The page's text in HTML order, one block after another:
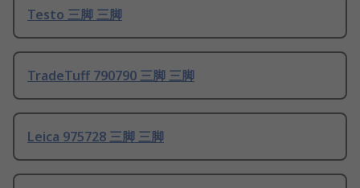
Testo 三脚 三脚
TradeTuff 790790 三脚 三脚
Leica 975728 三脚 三脚